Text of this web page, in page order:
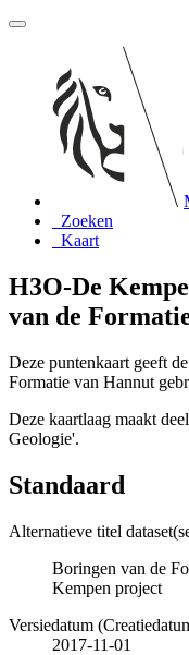
Zoeken
Kaart
H3O-De
van de
Deze puntenkaart geeft
Formatie van Hannut
Deze kaartlaag maakt
Geologie'.
Standaard
Alternatieve titel
Boringen van de
Kempen project
Versiedatum
2017-11-01